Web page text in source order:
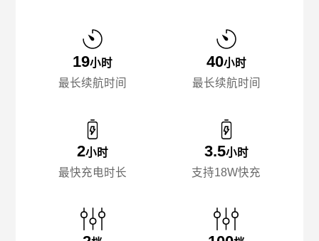
19小时
最长续航时间
2小时
最快充电时长
40小时
最长续航时间
3.5小时
支持18W快充